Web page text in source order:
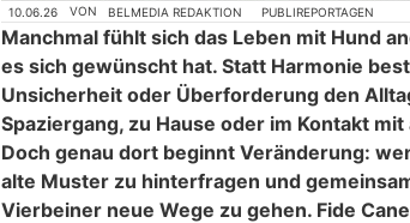
10.06.26 VON BELMEDIA REDAKTION PUBLIREPORTAGEN
Manchmal fühlt sich das Leben mit Hund
es sich gewünscht hat. Statt Harmonie
Unsicherheit oder Überforderung den
Spaziergang, zu Hause oder im Kontakt
Doch genau dort beginnt Veränderung:
alte Muster zu hinterfragen und
Vierbeiner neue Wege zu gehen. Fide